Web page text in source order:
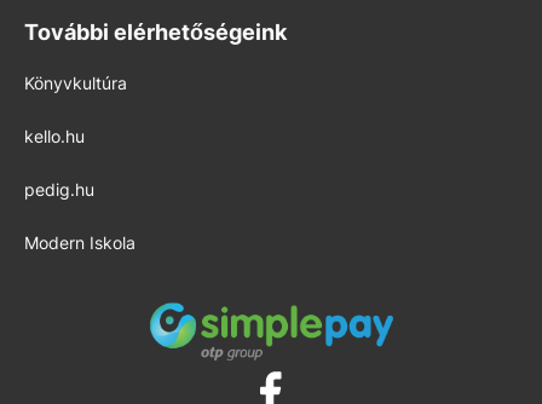
További elérhetőségeink
Könyvkultúra
kello.hu
pedig.hu
Modern Iskola